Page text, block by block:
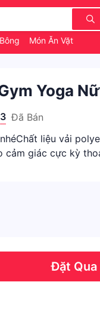
Món Ăn Vặt
Yoga Nữ
3 Đã Bán
liệu vải
giác cực kỳ
Đặt Qua